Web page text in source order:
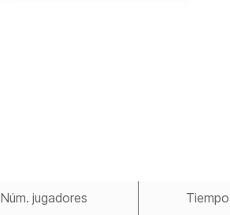
Núm. jugadores